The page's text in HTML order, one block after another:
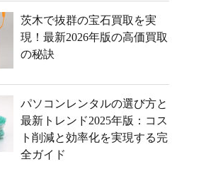
茨木で抜群の宝石買取を実
現！最新2026年版の高価買取
の秘訣
パソコンレンタルの選び方と
最新トレンド2025年版：コス
ト削減と効率化を実現する完
全ガイド